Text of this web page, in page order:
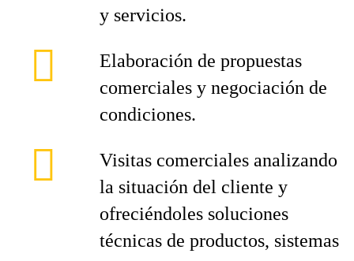
y servicios.
Elaboración de propuestas
comerciales y negociación de
condiciones.
Visitas comerciales analizando
la situación del cliente y
ofreciéndoles soluciones
técnicas de productos, sistemas